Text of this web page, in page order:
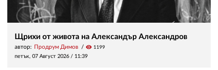
Щрихи от живота на Александър Александров
автор: Продрум Димов visibility 1199
петък, 07 Август 2026 / 11:39